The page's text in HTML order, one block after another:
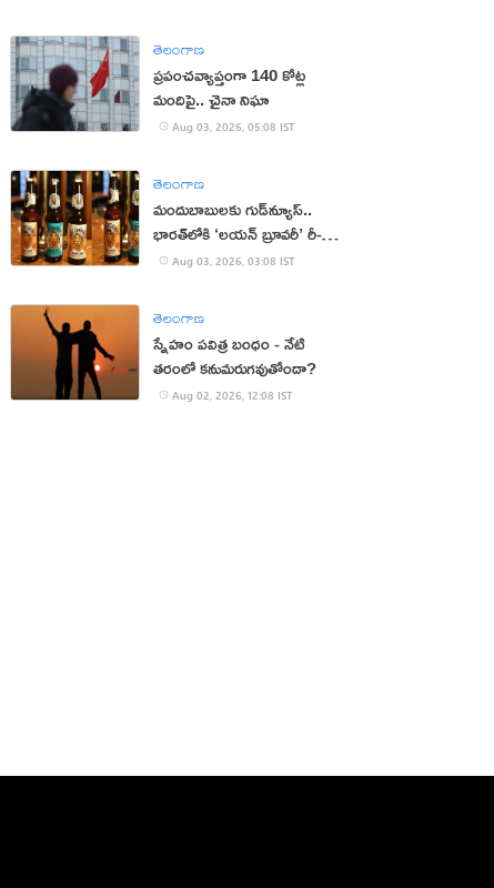
తెలంగాణ
ప్రపంచవ్యాప్తంగా 140 కోట్ల
మందిపై.. చైనా నిఘా
Aug 03, 2026, 05:08 IST
తెలంగాణ
మందుబాబులకు గుడ్‌న్యూస్..
భారత్‌లోకి ‘లయన్ బ్రూవరీ’ రీ-
ఎంట్రీAug 03, 2026, 03:08 IST
తెలంగాణ
స్నేహం పవిత్ర బంధం - నేటి
తరంలో కనుమరుగవుతోందా?
Aug 02, 2026, 12:08 IST